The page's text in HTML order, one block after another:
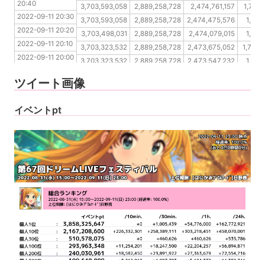
2022-09-11 20:20 3,703,593,058 2,889,258,728 2,474,761,157
2022-09-11 20:10
3,703,593,058 2,889,258,728 2,474,475,576
2022-09-11 20:00
3,703,498,031 2,889,258,728 2,474,079,015
2022-09-11 19:50
3,703,323,532 2,889,258,728 2,473,675,052
2022-09-11 19:40
3,703,323,532 2,889,258,728 2,473,547,232
20:40
2022-09-11 20:30
2022-09-11 20:20
2022-09-11 20:10
2022-09-11 20:00
2022-09-11 19:40
ツイート画像
イベントpt